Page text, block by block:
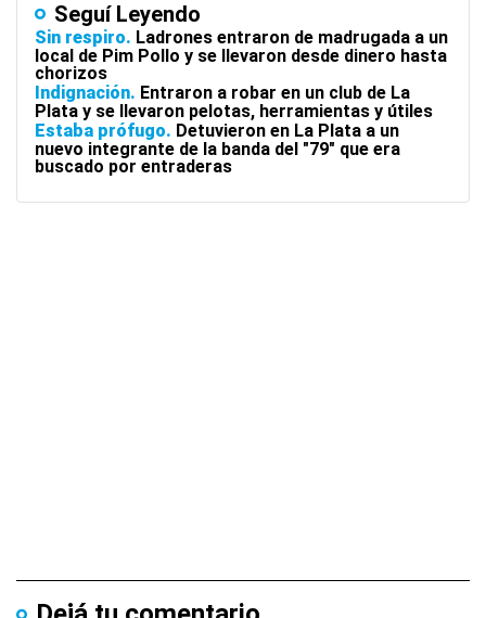
Seguí Leyendo
Sin respiro Ladrones entraron de madrugada a un
local de Pim Pollo y se llevaron desde dinero hasta
chorizos
Indignación Entraron a robar en un club de La
Plata y se llevaron pelotas, herramientas y útiles
Estaba prófugo Detuvieron en La Plata a un
nuevo integrante de la banda del "79" que era
buscado por entraderas